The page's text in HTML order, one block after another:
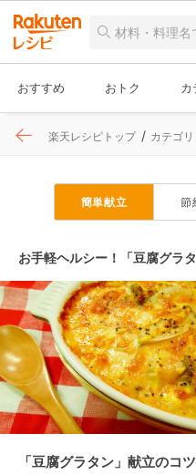
おすすめ おトク カ
楽天レシピトップ カテゴリ
簡単献立 節
お手軽ヘルシー！「豆腐グラ
「豆腐グラタン」献立のコツ